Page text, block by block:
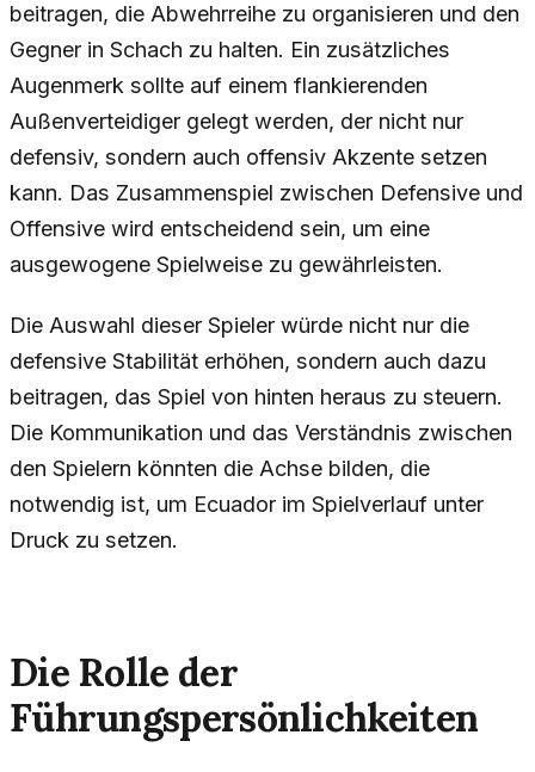
beitragen, die Abwehrreihe zu organisieren und den
Gegner in Schach zu halten. Ein zusätzliches
Augenmerk sollte auf einem flankierenden
Außenverteidiger gelegt werden, der nicht nur
defensiv, sondern auch offensiv Akzente setzen
kann. Das Zusammenspiel zwischen Defensive und
Offensive wird entscheidend sein, um eine
ausgewogene Spielweise zu gewährleisten.
Die Auswahl dieser Spieler würde nicht nur die
defensive Stabilität erhöhen, sondern auch dazu
beitragen, das Spiel von hinten heraus zu steuern.
Die Kommunikation und das Verständnis zwischen
den Spielern könnten die Achse bilden, die
notwendig ist, um Ecuador im Spielverlauf unter
Druck zu setzen.
Die Rolle der
Führungspersönlichkeiten